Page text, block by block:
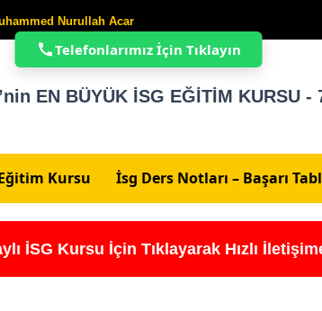
Nurullah Acar
EN BÜYÜK İSG EĞİTİM KURSU -
Kursu İsg Ders Notları – Başarı
İSG Kursu İçin Tıklayarak Hızlı
Telefonlarımız İçin Tıklayın